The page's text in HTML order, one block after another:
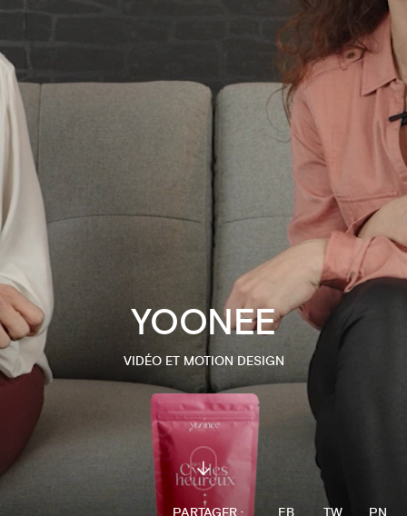
YOONEE
VIDÉO ET MOTION DESIGN